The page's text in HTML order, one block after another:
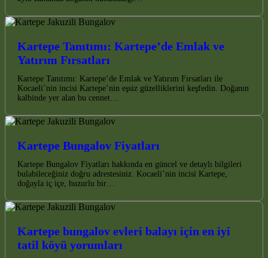
Kartepe Tanıtımı: Kartepe’de Emlak ve
Yatırım Fırsatları
Kartepe Tanıtımı: Kartepe’de Emlak ve Yatırım Fırsatları ile
Kocaeli’nin incisi Kartepe’nin eşsiz güzelliklerini keşfedin. Doğanın
kalbinde yer alan bu cennet…
Kartepe Bungalov Fiyatları
Kartepe Bungalov Fiyatları hakkında en güncel ve detaylı bilgileri
bulabileceğiniz doğru adrestesiniz. Kocaeli’nin incisi Kartepe,
doğayla iç içe, huzurlu bir…
Kartepe bungalov evleri balayı için en iyi
tatil köyü yorumları